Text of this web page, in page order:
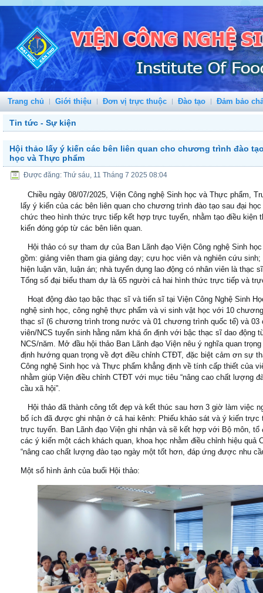
Trang chủ Giới thiệu Đơn vị trực thuộc Đào tạo Đảm bảo
Tin tức - Sự kiện
Hội thảo lấy ý kiến các bên liên quan cho chương trình đào
học và Thực phẩm
Được đăng: Thứ sáu, 11 Tháng 7 2025 08:04
Chiều ngày 08/07/2025, Viện Công nghệ Sinh học và Thực phẩm,
lấy ý kiến của các bên liên quan cho chương trình đào tạo sau đại
chức theo hình thức trực tiếp kết hợp trực tuyến, nhằm tạo điều kiện
kiến đóng góp từ các bên liên quan.
Hội thảo có sự tham dự của Ban Lãnh đạo Viện Công nghệ Sinh
gồm: giảng viên tham gia giảng dạy; cựu học viên và nghiên cứu
hiện luận văn, luận án; nhà tuyển dụng lao động có nhân viên là thạc
Tổng số đại biểu tham dự là 65 người cả hai hình thức trực tiếp và
Hoạt động đào tạo bậc thạc sĩ và tiến sĩ tại Viện Công Nghệ Sinh
nghệ sinh học, công nghệ thực phẩm và vi sinh vật học với 10
thạc sĩ (6 chương trình trong nước và 01 chương trình quốc tế) và
viên/NCS tuyển sinh hằng năm khá ổn định với bậc thạc sĩ dao động
NCS/năm. Mở đầu hội thảo Ban Lãnh đạo Viện nêu ý nghĩa quan
định hướng quan trọng về đợt điều chỉnh CTĐT, đặc biệt cảm ơn sự
Công nghệ Sinh học và Thực phẩm khẳng định về tính cấp thiết của
nhằm giúp Viện điều chỉnh CTĐT với mục tiêu “nâng cao chất lượng
cầu xã hội”.
Hội thảo đã thành công tốt đẹp và kết thúc sau hơn 3 giờ làm việc
bổ ích đã được ghi nhận ở cả hai kênh: Phiếu khảo sát và ý kiến
trực tuyến. Ban Lãnh đạo Viện ghi nhận và sẽ kết hợp với Bộ môn,
các ý kiến một cách khách quan, khoa học nhằm điều chỉnh hiệu
“nâng cao chất lượng đào tạo ngày một tốt hơn, đáp ứng được nhu
Một số hình ảnh của buổi Hội thảo: